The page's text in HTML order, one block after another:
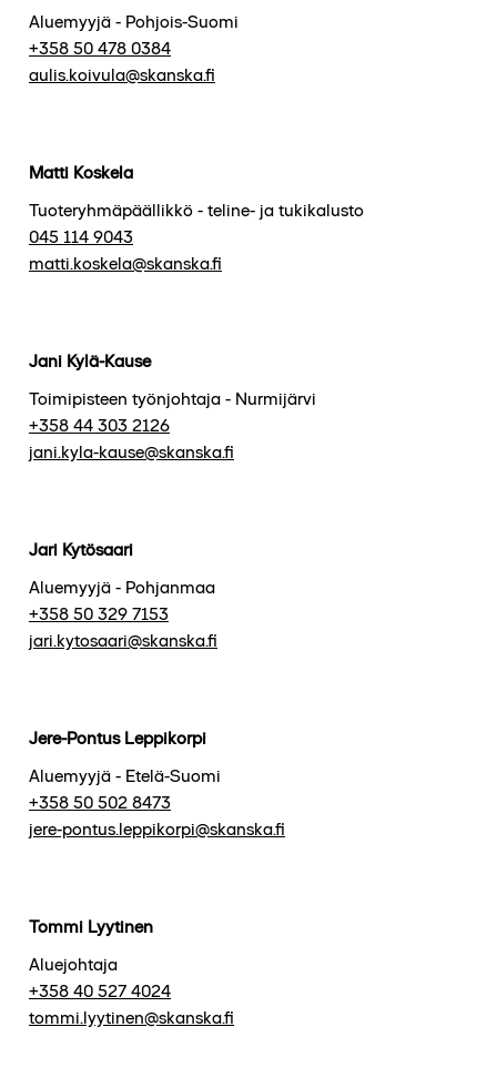
Aluemyyjä - Pohjois-Suomi
+358 50 478 0384
aulis.koivula@skanska.fi
Matti Koskela
Tuoteryhmäpäällikkö - teline- ja tukikalusto
045 114 9043
matti.koskela@skanska.fi
Jani Kylä-Kause
Toimipisteen työnjohtaja - Nurmijärvi
+358 44 303 2126
jani.kyla-kause@skanska.fi
Jari Kytösaari
Aluemyyjä - Pohjanmaa
+358 50 329 7153
jari.kytosaari@skanska.fi
Jere-Pontus Leppikorpi
Aluemyyjä - Etelä-Suomi
+358 50 502 8473
jere-pontus.leppikorpi@skanska.fi
Tommi Lyytinen
Aluejohtaja
+358 40 527 4024
tommi.lyytinen@skanska.fi